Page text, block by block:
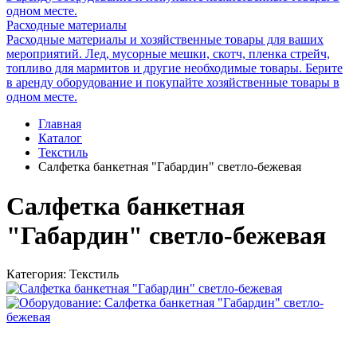
одном месте.
Расходные материалы
Расходные материалы и хозяйственные товары для ваших
мероприятий. Лед, мусорные мешки, скотч, пленка стрейч,
топливо для мармитов и другие необходимые товары. Берите
в аренду оборудование и покупайте хозяйственные товары в
одном месте.
Главная
Каталог
Текстиль
Салфетка банкетная "Габардин" светло-бежевая
Салфетка банкетная
"Габардин" светло-бежевая
Категория: Текстиль